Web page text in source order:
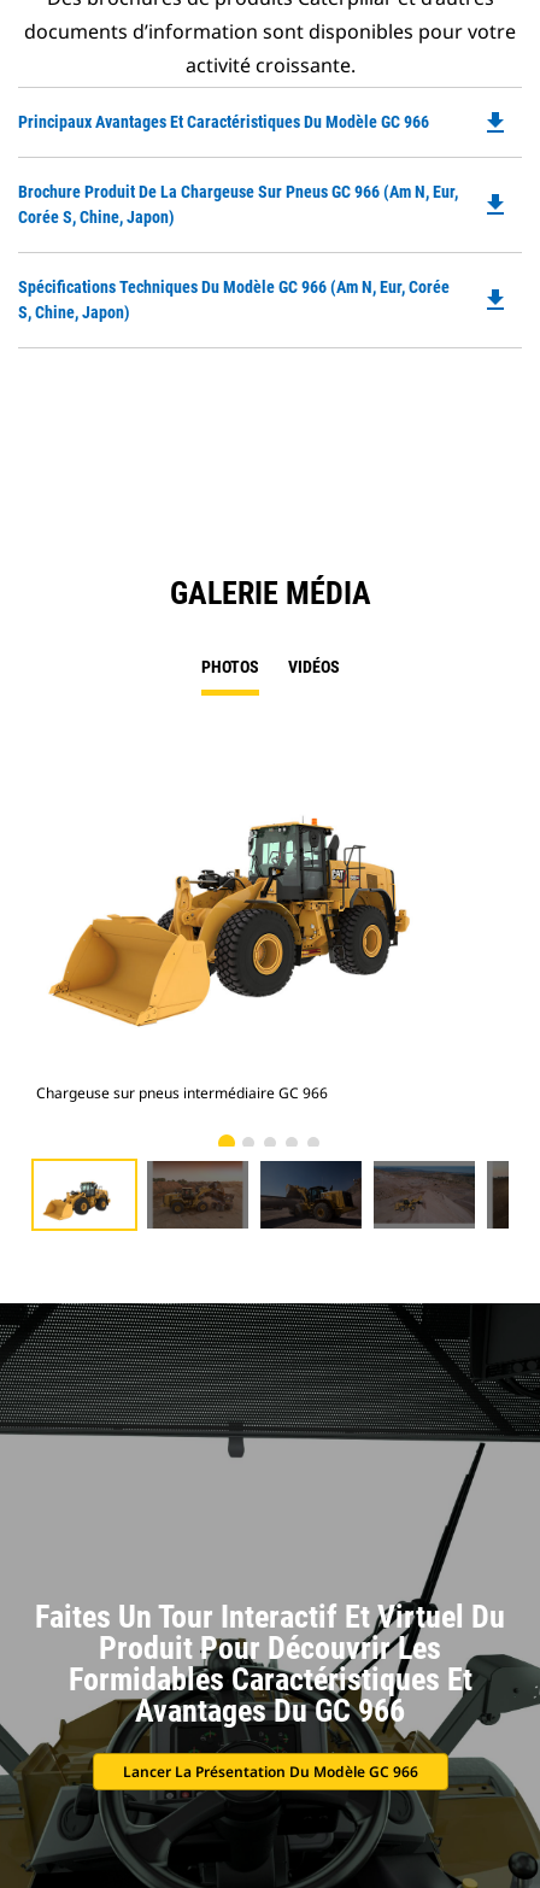
documents d’information sont disponibles pour votre
activité croissante.
Principaux Avantages Et Caractéristiques Du Modèle GC 966 file_download
Brochure Produit De La Chargeuse Sur Pneus GC 966 (Am N, Eur,
Corée S, Chine, Japon)
file_download
Spécifications Techniques Du Modèle GC 966 (Am N, Eur, Corée
S, Chine, Japon)
file_download
GALERIE MÉDIA
PHOTOS VIDÉOS
Chargeuse sur pneus intermédiaire GC 966
Faites Un Tour Interactif Et Virtuel Du
Produit Pour Découvrir Les
Formidables Caractéristiques Et
Avantages Du GC 966
Lancer La Présentation Du Modèle GC 966